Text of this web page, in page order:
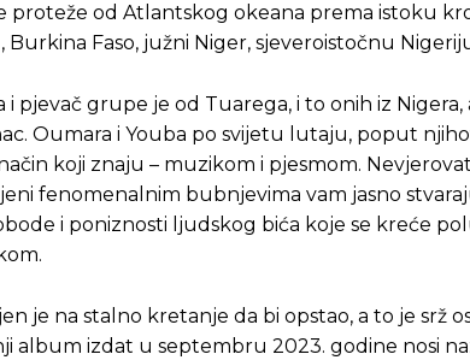
proteže od Atlantskog okeana prema istoku
Faso, južni Niger, sjeveroistočnu
pjevač grupe je od Tuarega, i to onih iz Nigera,
Oumara i Youba po svijetu lutaju, poput
koji znaju – muzikom i pjesmom.
fenomenalnim bubnjevima vam jasno
i poniznosti ljudskog bića koje se kreće
je na stalno kretanje da bi opstao, a to je srž
album izdat u septembru 2023. godine nosi